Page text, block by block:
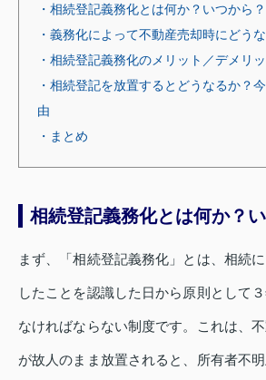
・相続登記義務化とは何か？いつから？
・義務化によって不動産売却時にどう
・相続登記義務化のメリット／デメリ
・相続登記を放置するとどうなるか？
由
・まとめ
相続登記義務化とは何か？
まず、「相続登記義務化」とは、相続
したことを認識した日から原則として
なければならない制度です。これは、
が故人のまま放置されると、所有者不